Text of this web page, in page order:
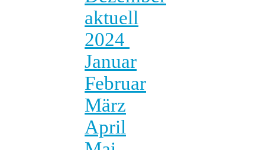
aktuell
2024
Januar
Februar
März
April